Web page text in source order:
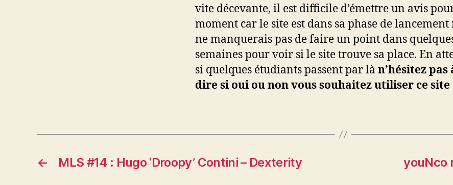
vite décevante, il est difficile d’émettre un avis
moment car le site est dans sa phase de lancement
ne manquerais pas de faire un point dans
semaines pour voir si le site trouve sa place. En
si quelques étudiants passent par là n’hésitez pas
dire si oui ou non vous souhaitez utiliser ce site
← MLS #14 : Hugo ‘Droopy’ Contini – Dexterity
youNco